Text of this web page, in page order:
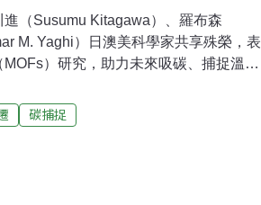
（Susumu Kitagawa）、羅布森
M. Yaghi）日澳美科學家共享殊榮，表
）研究，助力未來吸碳、捕捉溫室
於碳捕捉、儲氫諾貝爾化學獎在台灣8
年諾貝爾化學獎得主創造一種分子
碳捕捉